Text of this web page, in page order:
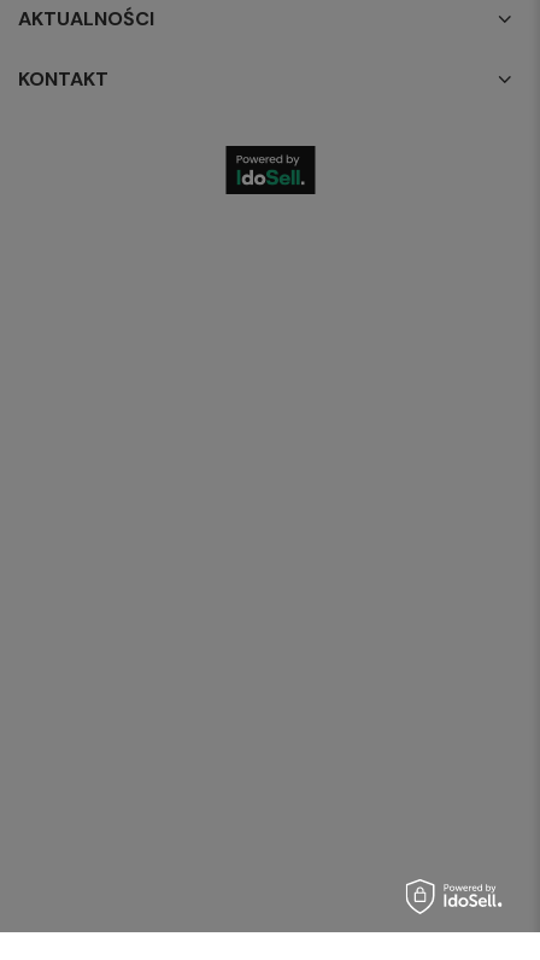
AKTUALNOŚCI
KONTAKT